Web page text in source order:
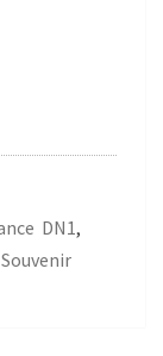
DN1,
Souvenir